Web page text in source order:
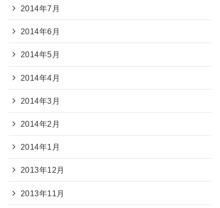
2014年7月
2014年6月
2014年5月
2014年4月
2014年3月
2014年2月
2014年1月
2013年12月
2013年11月